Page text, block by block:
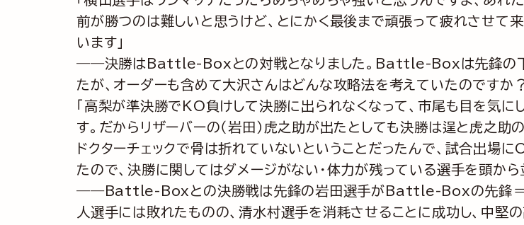
前が勝つのは難しいと思うけど、とにかく最後まで頑張って疲れさせて
います」
――決勝はBattle-Boxとの対戦となりました。Battle-Boxは先鋒の下
たが、オーダーも含めて大沢さんはどんな攻略法を考えていたのですか
「高梨が準決勝でKO負けして決勝に出られなくなって、市尾も目を気に
す。だからリザーバーの（岩田）虎之助が出たとしても決勝は逞と虎之
ドクターチェックで骨は折れていないということだったんで、試合出場
たので、決勝に関してはダメージがない・体力が残っている選手を頭か
――Battle-Boxとの決勝戦は先鋒の岩田選手がBattle-Boxの先鋒
人選手には敗れたものの、清水村選手を消耗させることに成功し、